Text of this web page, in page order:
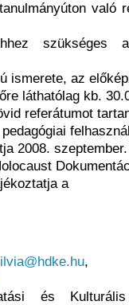
való
szükséges a
ismerete, az
láthatólag kb.
referátumot
2008.
a
,
és Kulturális